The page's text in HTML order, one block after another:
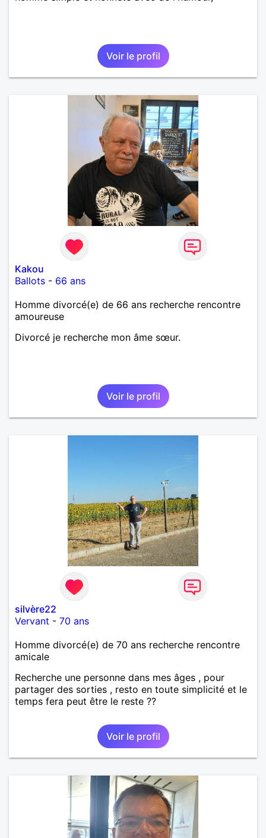
Voir le profil
Kakou
Ballots - 66 ans
Homme divorcé(e) de 66 ans recherche rencontre
amoureuse
Divorcé je recherche mon âme sœur.
Voir le profil
silvère22
Vervant - 70 ans
Homme divorcé(e) de 70 ans recherche rencontre
amicale
Recherche une personne dans mes âges , pour
partager des sorties , resto en toute simplicité et le
temps fera peut être le reste ??
Voir le profil